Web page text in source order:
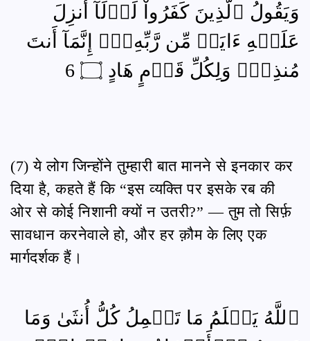
وَيَقُولُ ٱلَّذِينَ كَفَرُواْ لَوۡلَآ أُنزِلَ
عَلَيۡهِ ءَايَةٞ مِّن رَّبِّهِۦٓۗ إِنَّمَآ أَنتَ
مُنذِرٞۖ وَلِكُلِّ قَوۡمٍ هَادٍ ۝ 6
(7) ये लोग जिन्होंने तुम्हारी बात मानने से इनकार कर
दिया है, कहते हैं कि “इस व्यक्ति पर इसके रब की
ओर से कोई निशानी क्यों न उतरी?” — तुम तो सिर्फ़
सावधान करनेवाले हो, और हर क़ौम के लिए एक
मार्गदर्शक हैं।
ٱللَّهُ يَعۡلَمُ مَا تَحۡمِلُ كُلُّ أُنثَىٰ وَمَا